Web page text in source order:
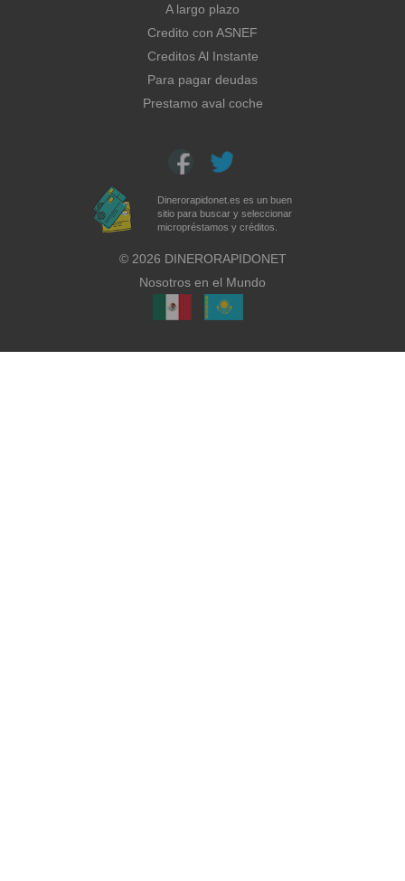
Dinerorapidonet.es es un buen
sitio para buscar y seleccionar
micropréstamos y créditos.
A largo plazo
Credito con ASNEF
Creditos Al Instante
Para pagar deudas
Prestamo aval coche
© 2026 DINERORAPIDONET
Nosotros en el Mundo